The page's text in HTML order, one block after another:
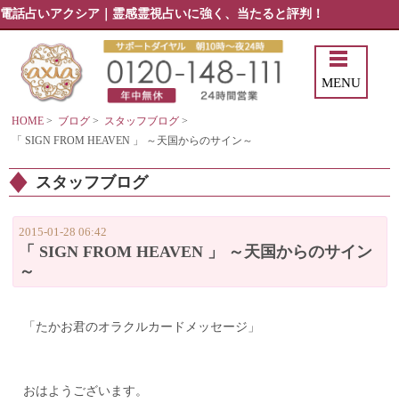
電話占いアクシア｜霊感霊視占いに強く、当たると評判！
MENU
HOME > ブログ > スタッフブログ >
「 SIGN FROM HEAVEN 」 ～天国からのサイン～
スタッフブログ
2015-01-28 06:42
「 SIGN FROM HEAVEN 」 ～天国からのサイン
～
「たかお君のオラクルカードメッセージ」
おはようございます。